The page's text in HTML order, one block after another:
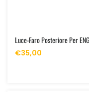
Luce-Faro Posteriore Per
€35,00